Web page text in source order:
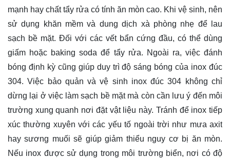
mạnh hay chất tẩy rửa có tính ăn mòn cao. Khi vệ sinh, nên
sử dụng khăn mềm và dung dịch xà phòng nhẹ để lau
sạch bề mặt. Đối với các vết bẩn cứng đầu, có thể dùng
giấm hoặc baking soda để tẩy rửa. Ngoài ra, việc đánh
bóng định kỳ cũng giúp duy trì độ sáng bóng của inox đúc
304. Việc bảo quản và vệ sinh inox đúc 304 không chỉ
dừng lại ở việc làm sạch bề mặt mà còn cần lưu ý đến môi
trường xung quanh nơi đặt vật liệu này. Tránh để inox tiếp
xúc thường xuyên với các yếu tố ngoài trời như mưa axit
hay sương muối sẽ giúp giảm thiểu nguy cơ bị ăn mòn.
Nếu inox được sử dụng trong môi trường biển, nơi có độ